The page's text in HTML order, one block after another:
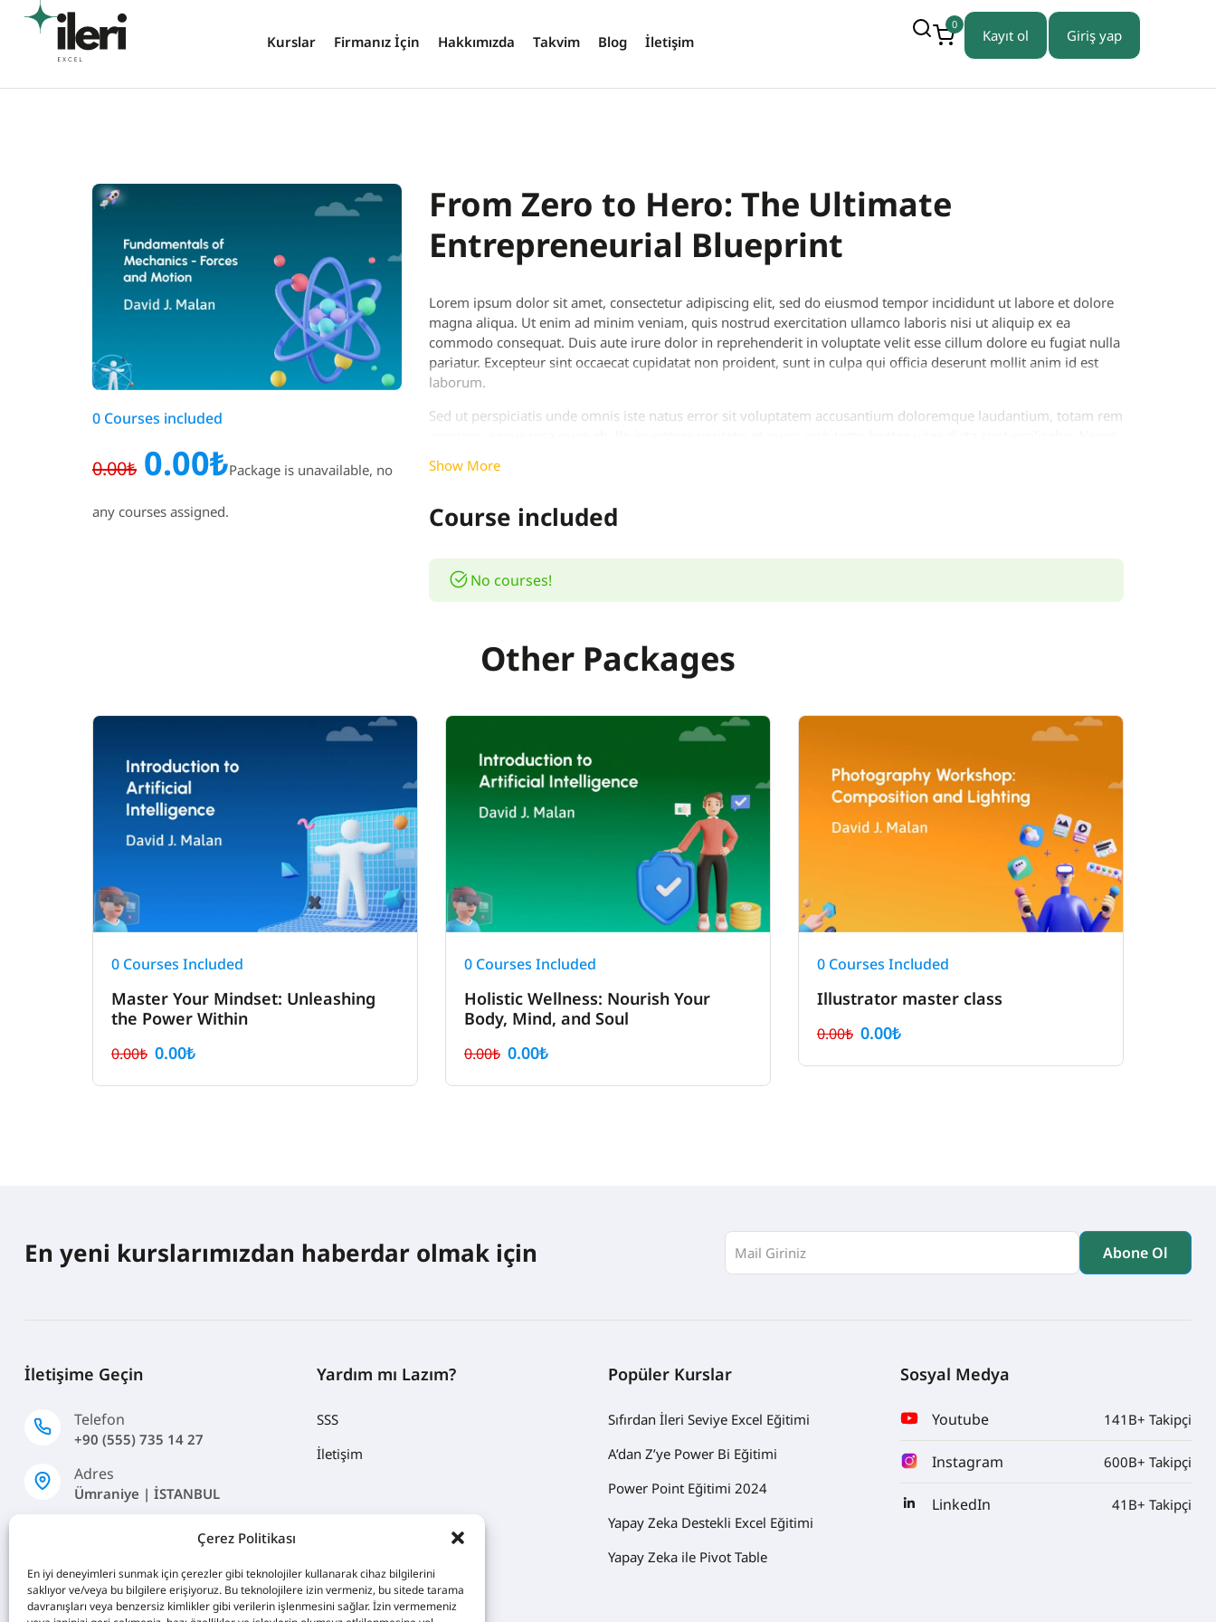
Çerez Politikası
En iyi deneyimleri sunmak için çerezler gibi teknolojiler kullanarak cihaz bilgilerini
saklıyor ve/veya bu bilgilere erişiyoruz. Bu teknolojilere izin vermeniz, bu sitede tarama
davranışları veya benzersiz kimlikler gibi verilerin işlenmesini sağlar. İzin vermemeniz
Kurslar Firmanız İçin Hakkımızda Takvim Blog İletişim
0
Kayıt ol Giriş yap
0 Courses included
0.00₺ 0.00₺Package is unavailable, no
any courses assigned.
From Zero to Hero: The Ultimate
Entrepreneurial Blueprint
Lorem ipsum dolor sit amet, consectetur adipiscing elit, sed do eiusmod tempor incididunt ut labore et dolore
magna aliqua. Ut enim ad minim veniam, quis nostrud exercitation ullamco laboris nisi ut aliquip ex ea
commodo consequat. Duis aute irure dolor in reprehenderit in voluptate velit esse cillum dolore eu fugiat nulla
pariatur. Excepteur sint occaecat cupidatat non proident, sunt in culpa qui officia deserunt mollit anim id est
laborum.
Sed ut perspiciatis unde omnis iste natus error sit voluptatem accusantium doloremque laudantium, totam rem
enim ipsam voluptatem quia voluptas sit aspernatur aut odit aut fugit, sed quia consequuntur magni dolores
eos qui ratione voluptatem sequi nesciunt. Neque porro quisquam est, qui dolorem ipsum quia dolor sit amet,
aliquam quaerat voluptatem. Ut enim ad minima veniam, quis nostrum exercitationem ullam corporis suscipit
voluptate velit esse quam nihil molestiae consequatur, vel illum qui dolorem eum fugiat quo voluptas nulla
pariatur.
Show More
Course included
No courses!
Other Packages
0 Courses Included
Master Your Mindset: Unleashing
the Power Within
0.00₺ 0.00₺
0 Courses Included
Holistic Wellness: Nourish Your
Body, Mind, and Soul
0.00₺ 0.00₺
0 Courses Included
Illustrator master class
0.00₺ 0.00₺
En yeni kurslarımızdan haberdar olmak için
İletişime Geçin
Telefon
+90 (555) 735 14 27
Adres
Ümraniye | İSTANBUL
info@ileriexcel.com
Yardım mı Lazım?
SSS
İletişim
Popüler Kurslar
Sıfırdan İleri Seviye Excel Eğitimi
A’dan Z’ye Power Bi Eğitimi
Power Point Eğitimi 2024
Yapay Zeka Destekli Excel Eğitimi
Yapay Zeka ile Pivot Table
Sosyal Medya
Youtube 141B+ Takipçi
Instagram 600B+ Takipçi
LinkedIn 41B+ Takipçi